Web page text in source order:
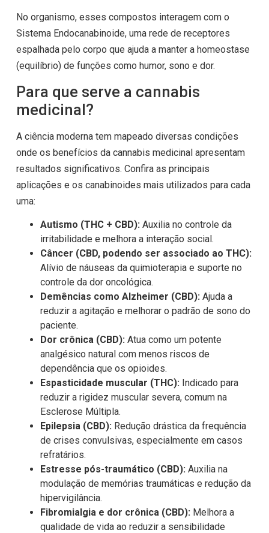
No organismo, esses compostos interagem com o
Sistema Endocanabinoide, uma rede de receptores
espalhada pelo corpo que ajuda a manter a homeostase
(equilíbrio) de funções como humor, sono e dor.
Para que serve a cannabis
medicinal?
A ciência moderna tem mapeado diversas condições
onde os benefícios da cannabis medicinal apresentam
resultados significativos. Confira as principais
aplicações e os canabinoides mais utilizados para cada
uma:
Autismo (THC + CBD):Auxilia no controle da
irritabilidade e melhora a interação social.
Câncer (CBD, podendo ser associado ao THC):
Alívio de náuseas da quimioterapia e suporte no
controle da dor oncológica.
Demências como Alzheimer (CBD):Ajuda a
reduzir a agitação e melhorar o padrão de sono do
paciente.
Dor crônica (CBD):Atua como um potente
analgésico natural com menos riscos de
dependência que os opioides.
Espasticidade muscular (THC):Indicado para
reduzir a rigidez muscular severa, comum na
Esclerose Múltipla.
Epilepsia (CBD): Redução drástica da frequência
de crises convulsivas, especialmente em casos
refratários.
Estresse pós-traumático (CBD):Auxilia na
modulação de memórias traumáticas e redução da
hipervigilância.
Fibromialgia e dor crônica (CBD):Melhora a
qualidade de vida ao reduzir a sensibilidade